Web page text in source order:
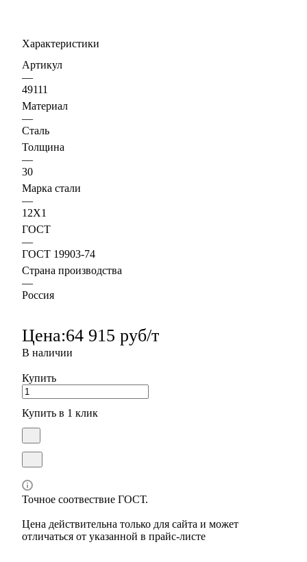
Характеристики
Артикул
—
49111
Материал
—
Сталь
Толщина
—
30
Марка стали
—
12Х1
ГОСТ
—
ГОСТ 19903-74
Страна производства
—
Россия
Цена:64 915 руб/т
В наличии
Купить
Купить в 1 клик
Точное соотвествие ГОСТ.
Цена действительна только для сайта и может
отличаться от указанной в прайс-листе